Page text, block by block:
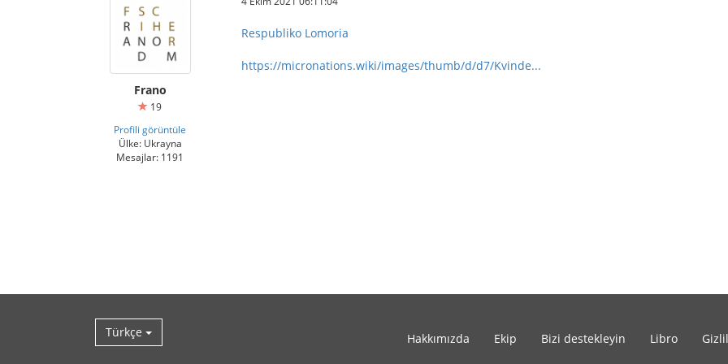
Frano
19
Profili görüntüle
Ülke: Ukrayna
Mesajlar: 1191
Respubliko Lomoria
https://micronations.wiki/images/thumb/d/d7/Kvinde...
Türkçe Hakkımızda Ekip Bizi destekleyin Libro